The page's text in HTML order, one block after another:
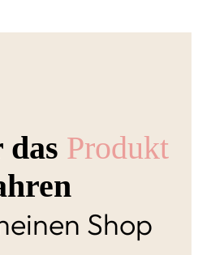
Produkt
Shop